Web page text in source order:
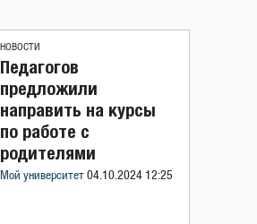
НОВОСТИ
Педагогов
предложили
направить на курсы
по работе с
родителями
Мой университет 04.10.2024 12:25